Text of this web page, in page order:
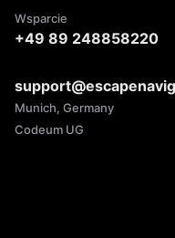
Wsparcie
+49 89 248858220
Munich, Germany
Codeum UG